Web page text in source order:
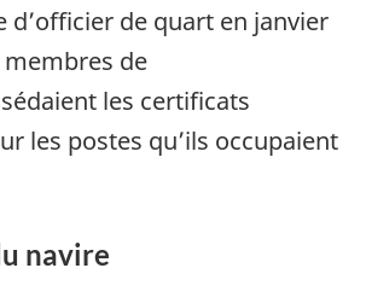
d’officier de quart en janvier
membres de
les certificats
les postes qu’ils occupaient
navire